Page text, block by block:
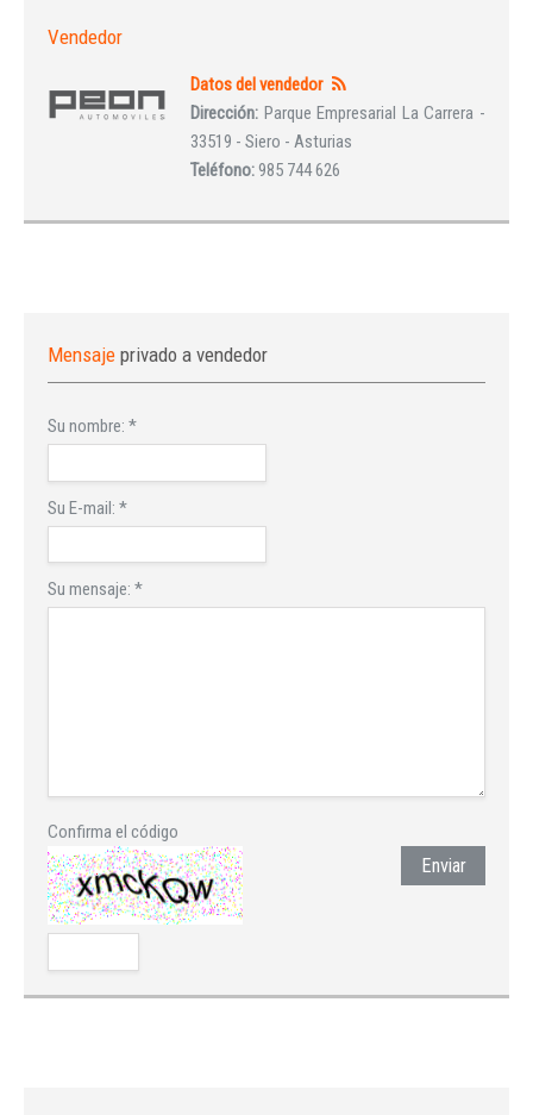
Vendedor
Datos del vendedor
Dirección: Parque Empresarial La Carrera -
33519 - Siero - Asturias
Teléfono:985 744 626
Mensaje privado a vendedor
Su nombre: *
Su E-mail: *
Su mensaje: *
Confirma el código
Enviar